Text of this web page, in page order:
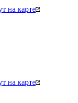
на карте
на карте